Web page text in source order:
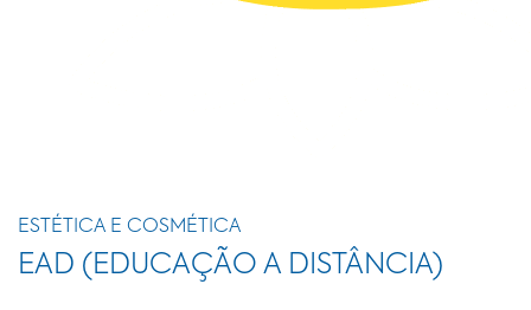
ESTÉTICA E COSMÉTICA
EAD (EDUCAÇÃO A DISTÂNCIA)